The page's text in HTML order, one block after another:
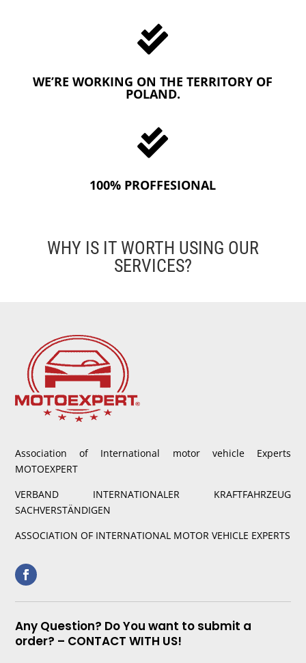

WE’RE WORKING ON THE TERRITORY OF
POLAND.

100% PROFFESIONAL
WHY IS IT WORTH USING OUR
SERVICES?
Association of International motor vehicle Experts
MOTOEXPERT
VERBAND INTERNATIONALER KRAFTFAHRZEUG
SACHVERSTÄNDIGEN
ASSOCIATION OF INTERNATIONAL MOTOR VEHICLE EXPERTS
Any Question? Do You want to submit a
order? – CONTACT WITH US!